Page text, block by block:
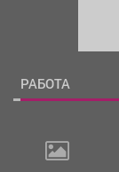
РАБОТА